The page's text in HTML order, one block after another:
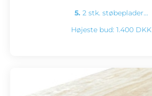
5. 2 stk. støbeplader…
Højeste bud: 1.400 DKK